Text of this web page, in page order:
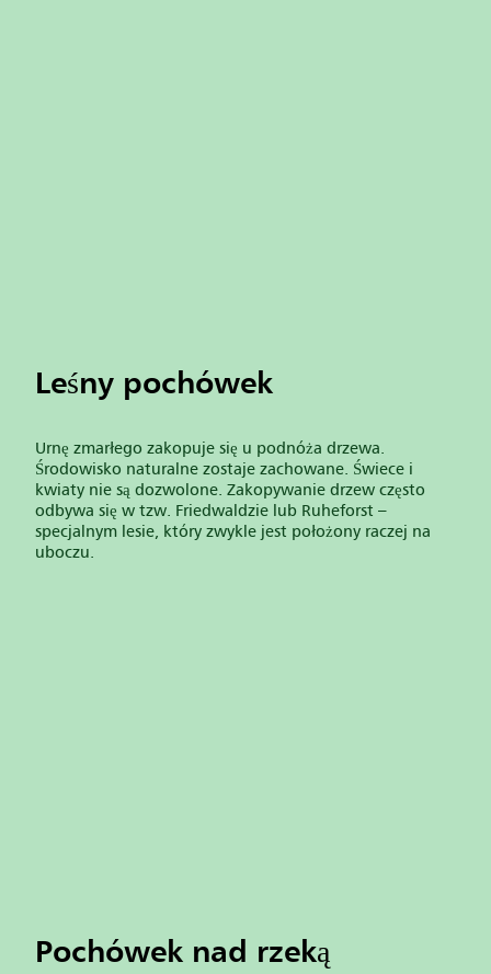
Leśny pochówek
Urnę zmarłego zakopuje się u podnóża drzewa.
Środowisko naturalne zostaje zachowane. Świece i
kwiaty nie są dozwolone. Zakopywanie drzew często
odbywa się w tzw. Friedwaldzie lub Ruheforst –
specjalnym lesie, który zwykle jest położony raczej na
uboczu.
Pochówek nad rzeką